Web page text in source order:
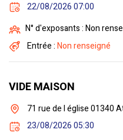
22/08/2026 07:00
N° d'exposants : Non
Entrée :Non renseigné
VIDE MAISON
71 rue de l église 01340
23/08/2026 05:30